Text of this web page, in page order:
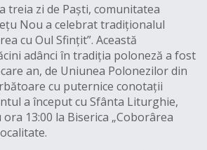
treia zi de Paști, comunitatea
Nou a celebrat tradiționalul
cu Oul Sfințit”. Această
adânci în tradiția poloneză a fost
an, de Uniunea Polonezilor din
cu puternice conotații
a început cu Sfânta Liturghie,
13:00 la Biserica „Coborârea